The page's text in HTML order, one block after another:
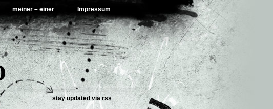
meiner – einer Impressum
stay updated viarss